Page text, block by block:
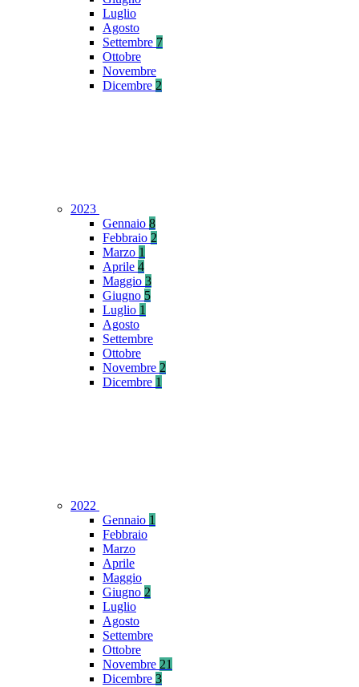
Luglio
Agosto
Settembre 7
Ottobre
Novembre
Dicembre 2
2023
Gennaio 8
Febbraio 2
Marzo 1
Aprile 4
Maggio 3
Giugno 5
Luglio 1
Agosto
Settembre
Ottobre
Novembre 2
Dicembre 1
2022
Gennaio 1
Febbraio
Marzo
Aprile
Maggio
Giugno 2
Luglio
Agosto
Settembre
Ottobre
Novembre 21
Dicembre 3